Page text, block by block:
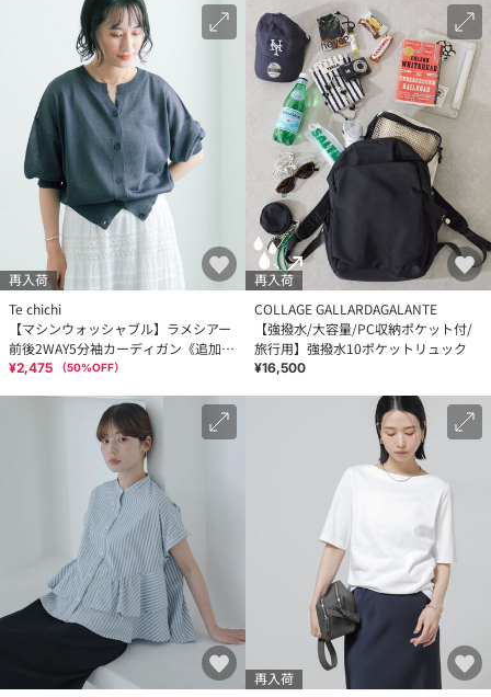
再入荷
Te chichi
【マシンウォッシャブル】ラメシアー
前後2WAY5分袖カーディガン《追加生
産》
¥2,475 （50%OFF）
再入荷
COLLAGE GALLARDAGALANTE
【強撥水/大容量/PC収納ポケット付/
旅行用】強撥水10ポケットリュック
¥16,500
再入荷